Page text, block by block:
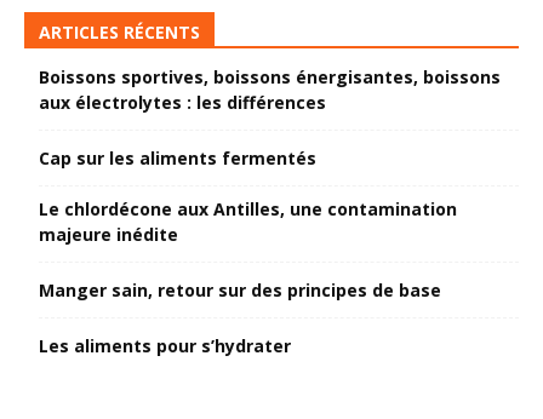
ARTICLES RÉCENTS
Boissons sportives, boissons énergisantes, boissons
aux électrolytes : les différences
Cap sur les aliments fermentés
Le chlordécone aux Antilles, une contamination
majeure inédite
Manger sain, retour sur des principes de base
Les aliments pour s’hydrater